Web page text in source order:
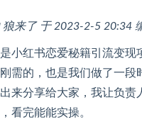
狼来了 于 2023-2-5 20:34
小红书恋爱秘籍引流变现
需的，也是我们做了一段
来分享给大家，我让负责
看完能能实操。